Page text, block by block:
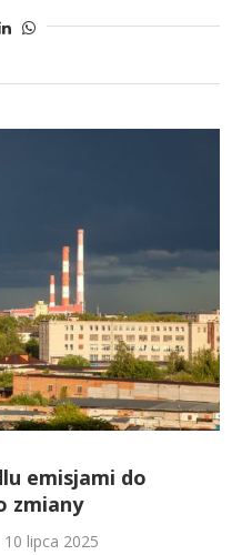
emisjami do
zmiany
10 lipca 2025